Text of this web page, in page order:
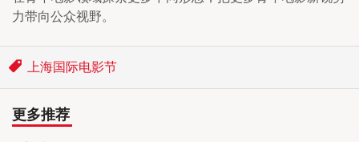
力带向公众视野。
上海国际电影节
更多推荐